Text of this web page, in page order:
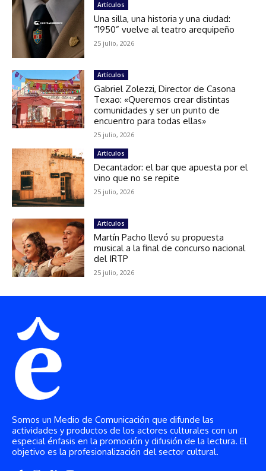
Somos un Medio de Comunicación que difunde las
actividades y productos de los actores culturales con un
especial énfasis en la promoción y difusión de la lectura. El
objetivo es la profesionalización del sector cultural.